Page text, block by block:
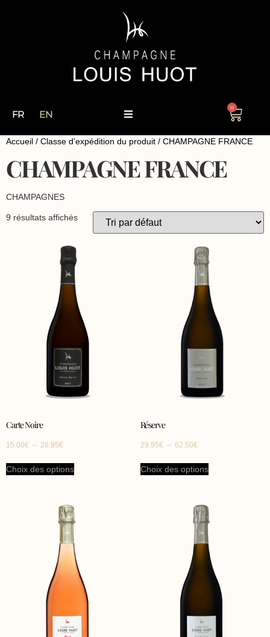
FR EN
0
Accueil / Classe d’expédition du produit / CHAMPAGNE FRANCE
CHAMPAGNE FRANCE
CHAMPAGNES
9 résultats affichés
Carte Noire
15.00€ – 26.95€
Choix des options
Réserve
29.95€ – 62.50€
Choix des options